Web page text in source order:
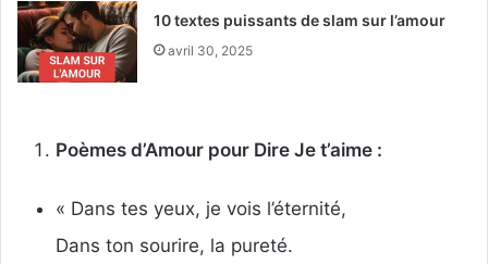
10 textes puissants de slam sur l’amour
avril 30, 2025
Poèmes d’Amour pour Dire Je t’aime :
« Dans tes yeux, je vois l’éternité,
Dans ton sourire, la pureté.